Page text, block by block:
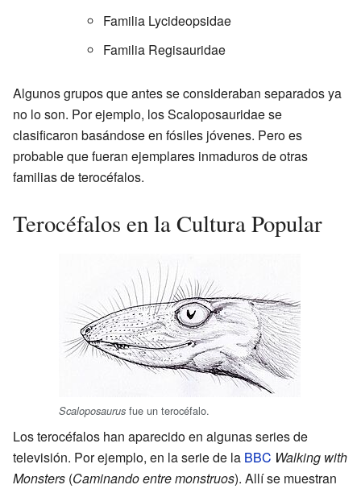
Familia Lycideopsidae
Familia Regisauridae
Algunos grupos que antes se consideraban separados ya
no lo son. Por ejemplo, los Scaloposauridae se
clasificaron basándose en fósiles jóvenes. Pero es
probable que fueran ejemplares inmaduros de otras
familias de terocéfalos.
Terocéfalos en la Cultura Popular
Scaloposaurus fue un terocéfalo.
Los terocéfalos han aparecido en algunas series de
televisión. Por ejemplo, en la serie de la BBC Walking with
Monsters (Caminando entre monstruos). Allí se muestran